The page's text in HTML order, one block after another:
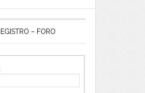
– FORO